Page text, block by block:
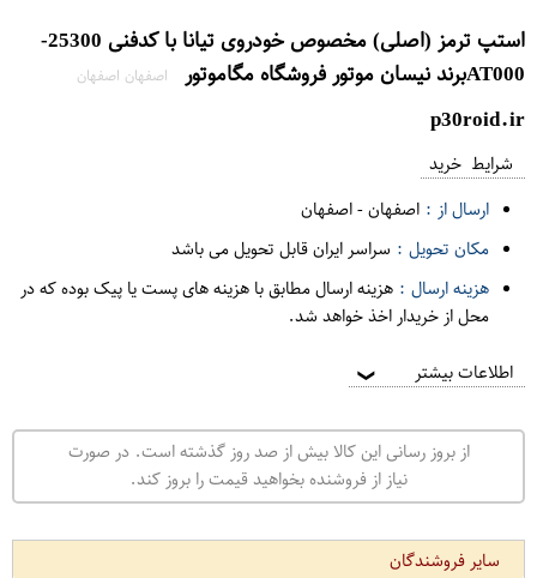
استپ ترمز (اصلی) مخصوص خودروی تیانا با کدفنی 25300-
AT000برند نیسان موتور فروشگاه مگاموتور
اصفهان اصفهان
p30roid.ir
شرایط خرید
ارسال از : اصفهان-اصفهان
مکان تحویل : سراسر ایران قابل تحویل می باشد
هزینه ارسال : هزینه ارسال مطابق با هزینه های پست یا پیک بوده که در
محل از خریدار اخذ خواهد شد.
اطلاعات بیشتر ❯
از بروز رسانی این کالا بیش از صد روز گذشته است. در صورت
نیاز از فروشنده بخواهید قیمت را بروز کند.
سایر فروشندگان